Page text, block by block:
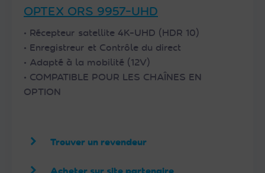
OPTEX ORS 9957-UHD
• Récepteur satellite 4K-UHD (HDR 10)
• Enregistreur et Contrôle du direct
• Adapté à la mobilité (12V)
• COMPATIBLE POUR LES CHAÎNES EN
OPTION
Trouver un revendeur
Acheter sur site partenaire